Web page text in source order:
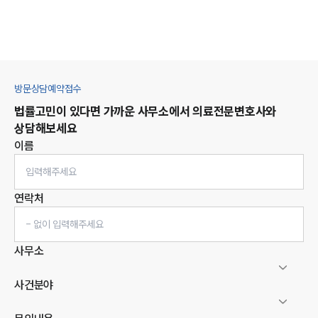
방문상담예약접수
법률고민이 있다면 가까운 사무소에서 의료전문변호사와
상담해보세요
이름
연락처
사무소
사건분야